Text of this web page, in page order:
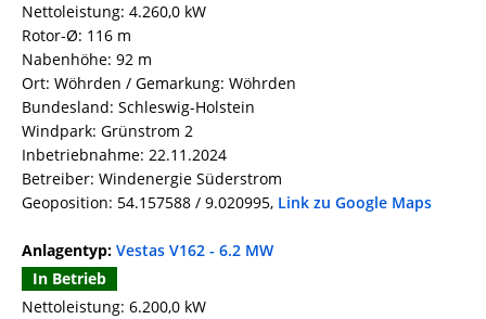
Nettoleistung: 4.260,0 kW
Rotor-Ø: 116 m
Nabenhöhe: 92 m
Ort: Wöhrden / Gemarkung: Wöhrden
Bundesland: Schleswig-Holstein
Windpark: Grünstrom 2
Inbetriebnahme: 22.11.2024
Betreiber: Windenergie Süderstrom
Geoposition: 54.157588 / 9.020995, Link zu Google Maps
Anlagentyp: Vestas V162 - 6.2 MW
In Betrieb
Nettoleistung: 6.200,0 kW